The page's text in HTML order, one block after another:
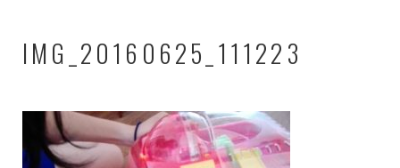
IMG_20160625_111223